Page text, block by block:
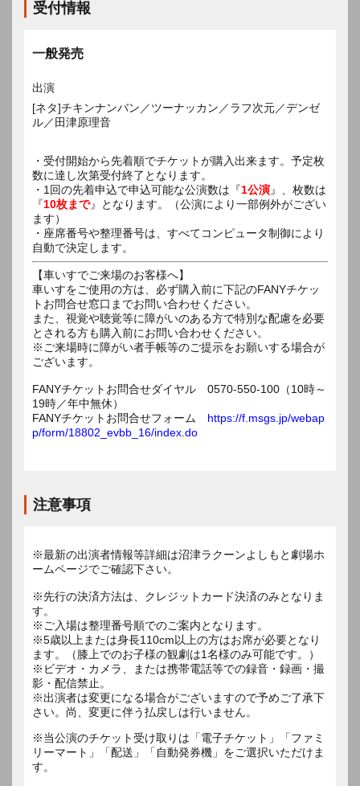
受付情報
一般発売
出演
[ネタ]チキンナンバン／ツーナッカン／ラフ次元／デンゼ
ル／田津原理音
・受付開始から先着順でチケットが購入出来ます。予定枚
数に達し次第受付終了となります。
・1回の先着申込で申込可能な公演数は『1公演』、枚数は
『10枚まで』となります。（公演により一部例外がござい
ます）
・座席番号や整理番号は、すべてコンピュータ制御により
自動で決定します。
【車いすでご来場のお客様へ】
車いすをご使用の方は、必ず購入前に下記のFANYチケッ
トお問合せ窓口までお問い合わせください。
また、視覚や聴覚等に障がいのある方で特別な配慮を必要
とされる方も購入前にお問い合わせください。
※ご来場時に障がい者手帳等のご提示をお願いする場合が
ございます。
FANYチケットお問合せダイヤル 0570-550-100（10時～
19時／年中無休）
FANYチケットお問合せフォーム https://f.msgs.jp/webap
p/form/18802_evbb_16/index.do
注意事項
※最新の出演者情報等詳細は沼津ラクーンよしもと劇場ホ
ームページでご確認下さい。
※先行の決済方法は、クレジットカード決済のみとなりま
す。
※ご入場は整理番号順でのご案内となります。
※5歳以上または身長110cm以上の方はお席が必要となり
ます。（膝上でのお子様の観劇は1名様のみ可能です。）
※ビデオ・カメラ、または携帯電話等での録音・録画・撮
影・配信禁止。
※出演者は変更になる場合がございますので予めご了承下
※当公演のチケット受け取りは「電子チケット」「ファミ
リーマート」「配送」「自動発券機」をご選択いただけま
す。